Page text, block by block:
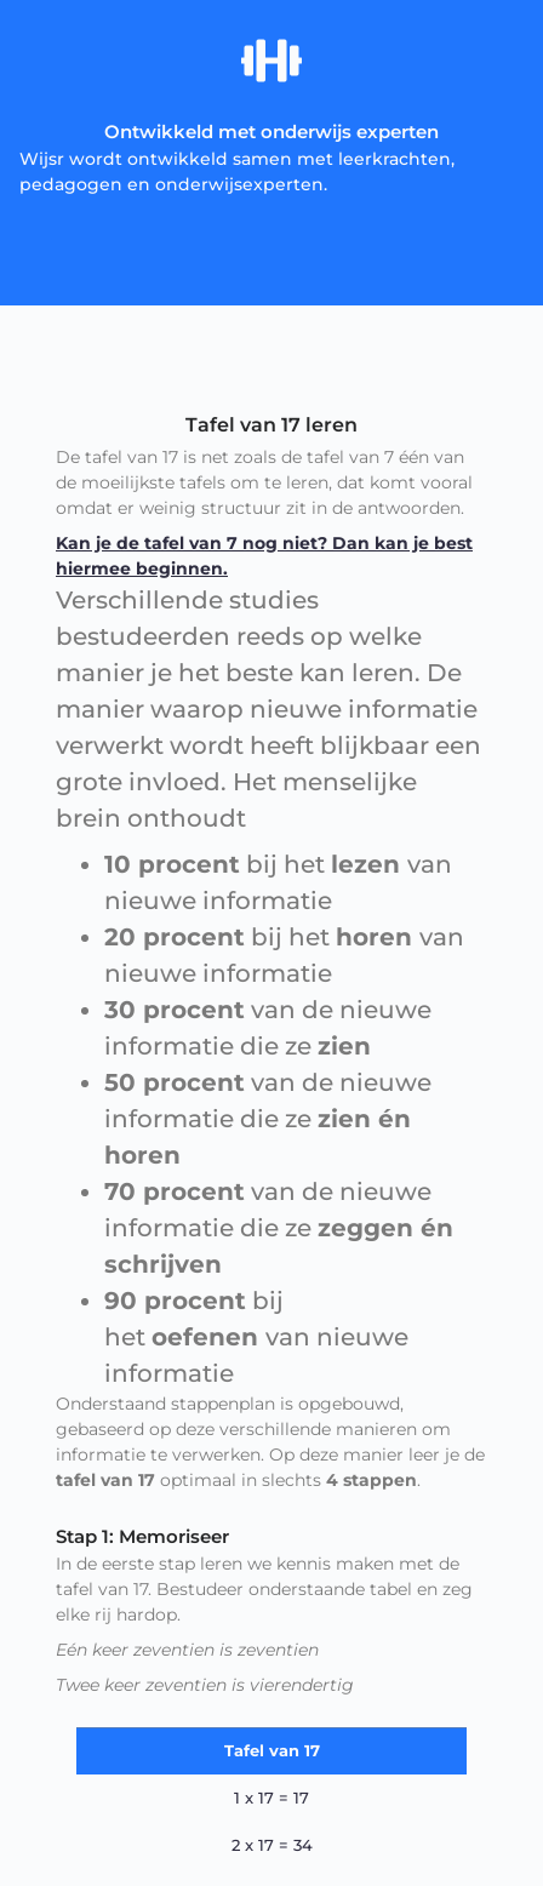
Ontwikkeld met onderwijs experten
Wijsr wordt ontwikkeld samen met leerkrachten,
pedagogen en onderwijsexperten.
Tafel van 17 leren
De tafel van 17 is net zoals de tafel van 7 één van
de moeilijkste tafels om te leren, dat komt vooral
omdat er weinig structuur zit in de antwoorden.
Kan je de tafel van 7 nog niet? Dan kan je best
hiermee beginnen.
Verschillende studies
bestudeerden reeds op welke
manier je het beste kan leren. De
manier waarop nieuwe informatie
verwerkt wordt heeft blijkbaar een
grote invloed. Het menselijke
brein onthoudt
10 procent bij het lezen van
nieuwe informatie
20 procent bij het horen van
nieuwe informatie
30 procent van de nieuwe
informatie die ze zien
50 procent van de nieuwe
informatie die ze zien én
horen
70 procent van de nieuwe
informatie die ze zeggen én
schrijven
90 procent bij
het oefenen van nieuwe
informatie
Onderstaand stappenplan is opgebouwd,
gebaseerd op deze verschillende manieren om
informatie te verwerken. Op deze manier leer je de
tafel van 17 optimaal in slechts 4 stappen.
Stap 1: Memoriseer
In de eerste stap leren we kennis maken met de
tafel van 17. Bestudeer onderstaande tabel en zeg
elke rij hardop.
Eén keer zeventien is zeventien
Twee keer zeventien is vierendertig
Tafel van 17
1 x 17 = 17
2 x 17 = 34